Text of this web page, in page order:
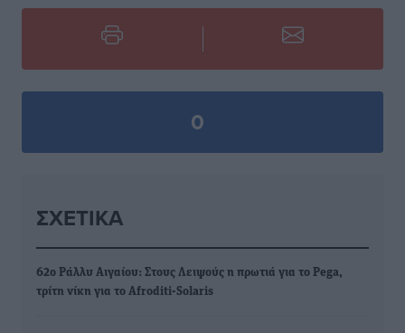
0
ΣΧΕΤΙΚΆ
62ο Ράλλυ Αιγαίου: Στους Λειψούς η πρωτιά για το Pega,
τρίτη νίκη για το Afroditi-Solaris